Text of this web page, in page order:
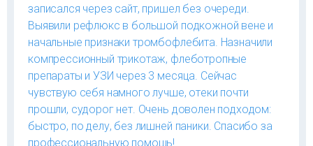
записался через сайт, пришел без очереди.
Выявили рефлюкс в большой подкожной вене и
начальные признаки тромбофлебита. Назначили
компрессионный трикотаж, флеботропные
препараты и УЗИ через 3 месяца. Сейчас
чувствую себя намного лучше, отеки почти
прошли, судорог нет. Очень доволен подходом:
быстро, по делу, без лишней паники. Спасибо за
профессиональную помощь!